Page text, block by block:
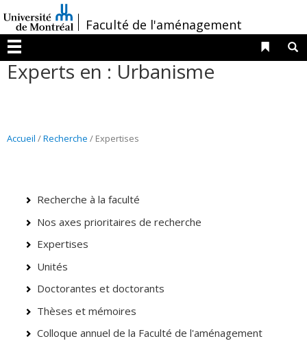
au
contenu
/Faculté de l'aménagement
Menu
Liens
Experts en : Urbanisme
Accueil /Recherche / Expertises
Recherche à la faculté
Nos axes prioritaires de recherche
Expertises
Unités
Doctorantes et doctorants
Thèses et mémoires
Colloque annuel de la Faculté de l'aménagement